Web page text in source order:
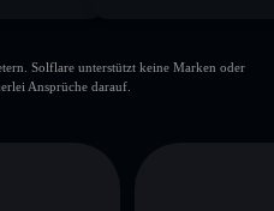
Solflare unterstützt keine Marken oder
Ansprüche darauf.